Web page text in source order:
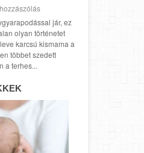
jár, ez
olyan történetet
karcsú kismama a
többet szedett
a terhes...